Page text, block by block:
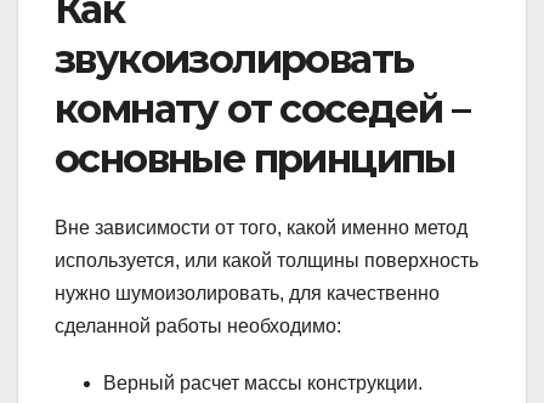
звукоизолировать
комнату от соседей –
основные принципы
Вне зависимости от того, какой именно метод
используется, или какой толщины поверхность
нужно шумоизолировать, для качественно
сделанной работы необходимо:
Верный расчет массы конструкции.